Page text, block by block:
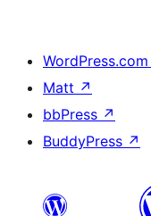
WordPress.com
Matt ↗
bbPress ↗
BuddyPress ↗